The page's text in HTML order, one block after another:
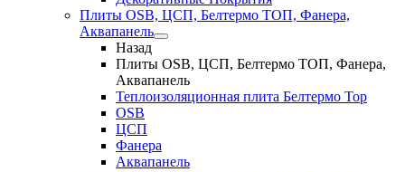
Плиты OSB, ЦСП, Белтермо ТОП, Фанера,
Аквапанель
Назад
Плиты OSB, ЦСП, Белтермо ТОП, Фанера,
Аквапанель
Теплоизоляционная плита Белтермо Top
OSB
ЦСП
Фанера
Аквапанель